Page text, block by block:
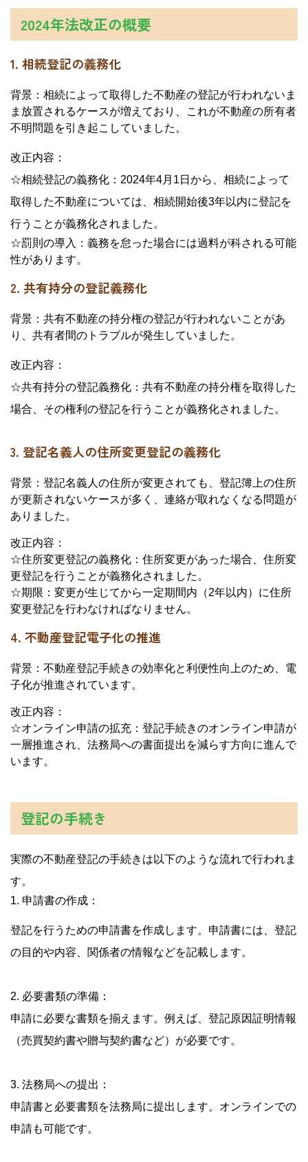
2024年法改正の概要
1. 相続登記の義務化
背景：相続によって取得した不動産の登記が行われないま
ま放置されるケースが増えており、これが不動産の所有者
不明問題を引き起こしていました。
改正内容：
☆相続登記の義務化：2024年4月1日から、相続によって
取得した不動産については、相続開始後3年以内に登記を
行うことが義務化されました。
☆罰則の導入：義務を怠った場合には過料が科される可能
性があります。
2. 共有持分の登記義務化
背景：共有不動産の持分権の登記が行われないことがあ
り、共有者間のトラブルが発生していました。
改正内容：
☆共有持分の登記義務化：共有不動産の持分権を取得した
場合、その権利の登記を行うことが義務化されました。
3. 登記名義人の住所変更登記の義務化
背景：登記名義人の住所が変更されても、登記簿上の住所
が更新されないケースが多く、連絡が取れなくなる問題が
ありました。
改正内容：
☆住所変更登記の義務化：住所変更があった場合、住所変
更登記を行うことが義務化されました。
☆期限：変更が生じてから一定期間内（2年以内）に住所
変更登記を行わなければなりません。
4. 不動産登記電子化の推進
背景：不動産登記手続きの効率化と利便性向上のため、電
子化が推進されています。
改正内容：
☆オンライン申請の拡充：登記手続きのオンライン申請が
一層推進され、法務局への書面提出を減らす方向に進んで
います。
登記の手続き
実際の不動産登記の手続きは以下のような流れで行われま
す。
1. 申請書の作成：
登記を行うための申請書を作成します。申請書には、登記
の目的や内容、関係者の情報などを記載します。
2. 必要書類の準備：
申請に必要な書類を揃えます。例えば、登記原因証明情報
（売買契約書や贈与契約書など）が必要です。
3. 法務局への提出：
申請書と必要書類を法務局に提出します。オンラインでの
申請も可能です。